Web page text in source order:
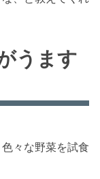
うます
々な野菜を試食